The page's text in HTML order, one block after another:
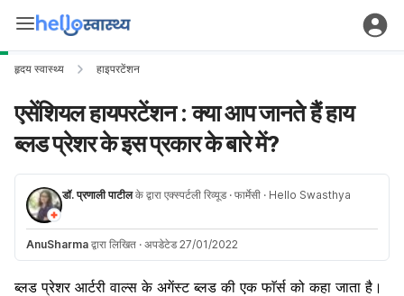
हृदय स्वास्थ्य हाइपरटेंशन
एसेंशियल हायपरटेंशन : क्या आप जानते हैं हाय
ब्लड प्रेशर के इस प्रकार के बारे में?
डॉ. प्रणाली पाटीलके द्वारा एक्स्पर्टली रिव्यूड · फार्मेसी · Hello Swasthya
AnuSharma द्वारा लिखित · अपडेटेड 27/01/2022
ब्लड प्रेशर आर्टरी वाल्स के अगेंस्ट ब्लड की एक फाॅर्स को कहा जाता है।